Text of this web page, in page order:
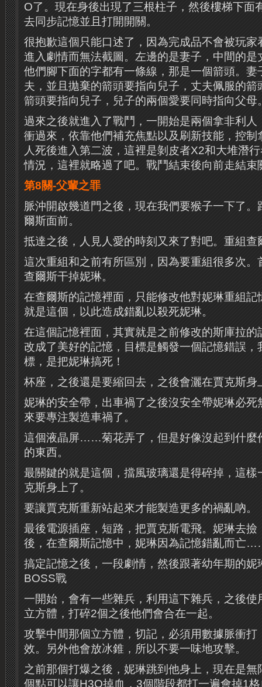
O了。現在身後出現了三根柱子，然後樓梯下面
去同步記憶並且打開開關。
很抱歉這個只能口述了，因為完成品不會被玩家
進入劇情而無法截圖。左邊的是妻子，中間的是
他們腳下面的字都有一條線，那是一個箭頭。妻
夫，並且拋棄的箭頭要指向兒子，丈夫佩服的
箭頭要指向兒子，兒子的兩個愛要同時指向父母
過來之後就進入了戰鬥，一開始是兩個拿非利人
衝過來，依靠他們補充焦點以及刷新技能，控制
人死後進入第二波，這裡是剝皮者X2和大堆潛
情況，這裡就略過了吧。戰鬥結束後向前走結束
第8關-父輩之罪
脈沖開啟幾道門之後，現在我們要猴子一下了
爾斯面前。
抵達之後，人見人愛的時刻又來了對吧。重組查
這次重組和之前有所區別，因為要重組很多次。
查爾斯干掉妮琳。
在查爾斯的記憶裡面，只能修改他對妮琳重組記
就是這個，以此造成錯亂以殺死妮琳。
在這個記憶裡面，其實就是之前修改的斯庫拉的
改成了美好的記憶，目標是觸發一個記憶錯誤
標，是把妮琳搞死！
杯座，之後還是要縮回去，之後會灑在賈克斯身
妮琳的安全帶，出車禍了之後沒安全帶妮琳必
來要專注製造車禍了。
這個液晶屏……菊花弄了，但是好像沒起到什麼
的東西。
最關鍵的就是這個，擋風玻璃還是得碎掉，這樣
克斯身上了。
要讓賈克斯重新站起來才能製造更多的禍亂吶。
最後電源插座，短路，把賈克斯電飛。妮琳去撿
後，在查爾斯記憶中，妮琳因為記憶錯亂而亡
搞定記憶之後，一段劇情，然後跟著幼年期的妮
BOSS戰
一開始，會有一些雜兵，利用這下雜兵，之後使
立方體，打碎2個之後他們會合在一起。
攻擊中間那個立方體，切記，必須用數據脈衝打
效。另外他會放冰錐，所以不要一味地攻擊。
之前那個打爆之後，妮琳跳到他身上，現在是
個點可以讓H3O掉血，3個階段都打一遍會掉1